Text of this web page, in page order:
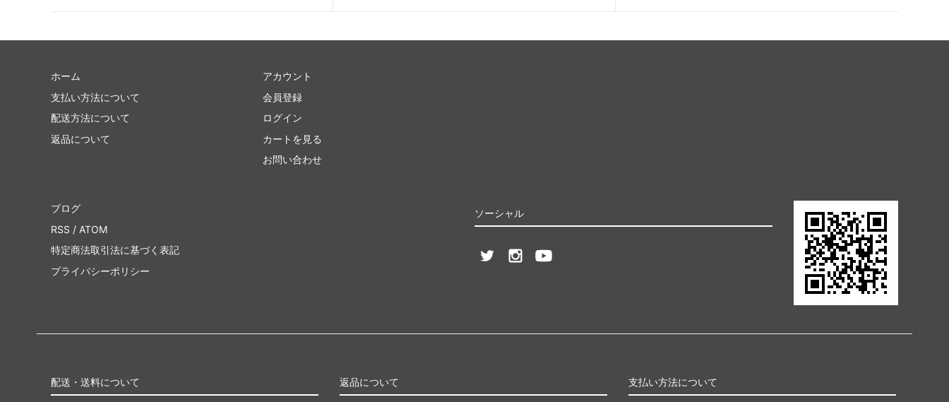
ホーム
支払い方法について
配送方法について
返品について
アカウント
会員登録
ログイン
カートを見る
お問い合わせ
ソーシャル
ブログ
RSS / ATOM
特定商法取引法に基づく表記
プライバシーポリシー
配送・送料について 返品について 支払い方法について